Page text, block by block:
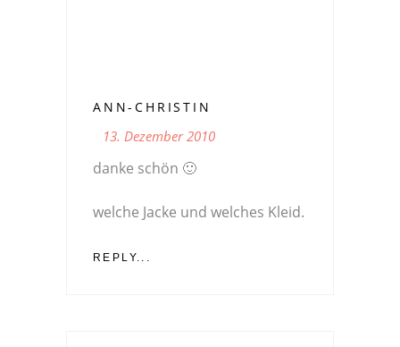
ANN-CHRISTIN
13. Dezember 2010
danke schön 🙂
welche Jacke und welches Kleid.
REPLY...